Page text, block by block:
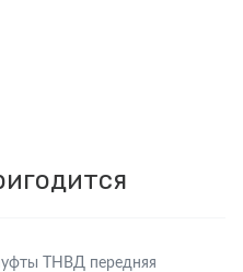
ТНВД передняя